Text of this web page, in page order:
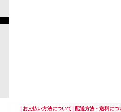
お支払い方法について│ 配送方法・送料につ